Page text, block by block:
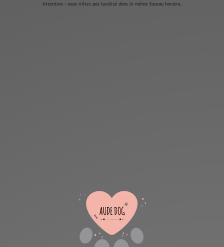
Attention : vous n'êtes pas localisé dans le même fuseau horaire.